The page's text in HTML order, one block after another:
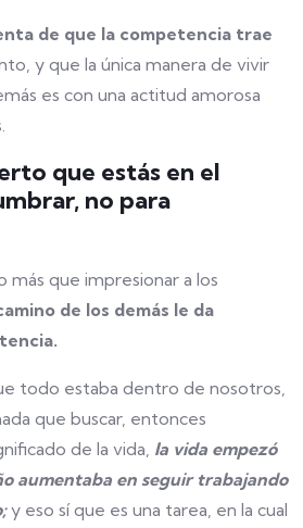
de que la competencia trae
y que la única manera de vivir
es con una actitud amorosa
que estás en el
no para
más que impresionar a los
de los demás le da
todo estaba dentro de nosotros,
que buscar, entonces
de la vida, la vida empezó
aumentaba en seguir trabajando
y eso sí que es una tarea, en la cual